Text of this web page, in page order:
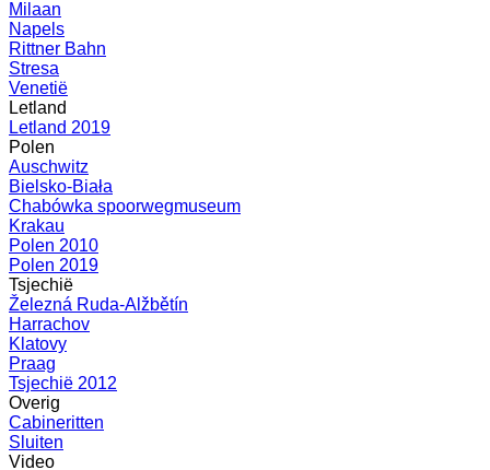
Milaan
Napels
Rittner Bahn
Stresa
Venetië
Letland
Letland 2019
Polen
Auschwitz
Bielsko-Biała
Chabówka spoorwegmuseum
Krakau
Polen 2010
Polen 2019
Tsjechië
Železná Ruda-Alžbětín
Harrachov
Klatovy
Praag
Tsjechië 2012
Overig
Cabineritten
Sluiten
Video